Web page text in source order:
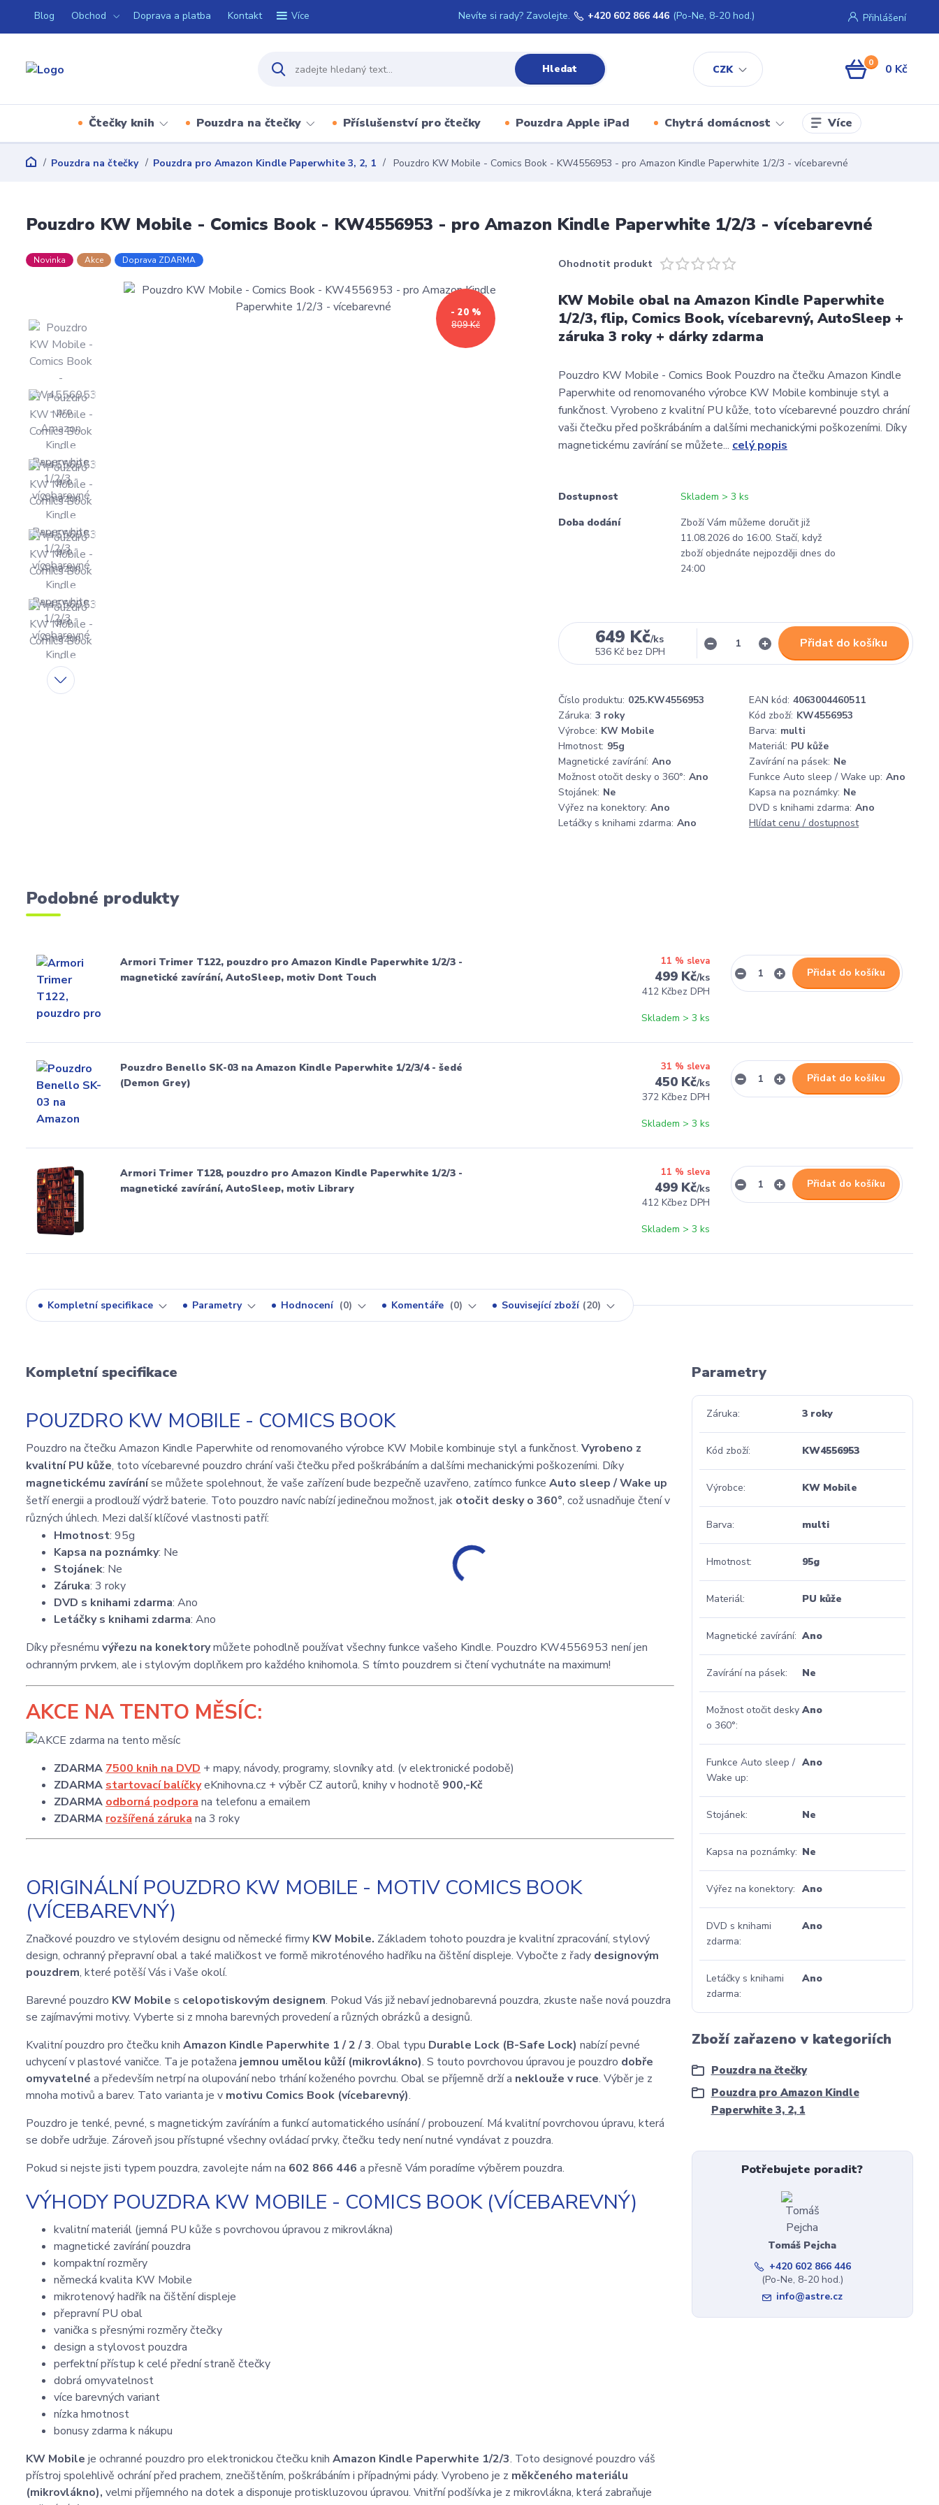
Blog Obchod Doprava a platba Kontakt Více
CZK
Přihlášení
Hledat
Nevíte si rady? Zavolejte. +420 602 866 446 (Po-Ne, 8-20 hod.)
0 0 Kč
Čtečky knih Pouzdra na čtečky Příslušenství pro čtečky Pouzdra Apple iPad Chytrá domácnost Více
Pouzdra na čtečky Pouzdra pro Amazon Kindle Paperwhite 3, 2, 1 Pouzdro KW Mobile - Comics Book - KW4556953 - pro Amazon Kindle Paperwhite 1/2/3 - vícebarevné
Pouzdro KW Mobile - Comics Book - KW4556953 - pro Amazon Kindle Paperwhite 1/2/3 - vícebarevné
Novinka Akce Doprava ZDARMA
809 Kč
- 20 %
Ohodnotit produkt
KW Mobile obal na Amazon Kindle Paperwhite
1/2/3, flip, Comics Book, vícebarevný, AutoSleep +
záruka 3 roky + dárky zdarma
Pouzdro KW Mobile - Comics Book Pouzdro na čtečku Amazon Kindle
Paperwhite od renomovaného výrobce KW Mobile kombinuje styl a
funkčnost. Vyrobeno z kvalitní PU kůže, toto vícebarevné pouzdro chrání
vaši čtečku před poškrábáním a dalšími mechanickými poškozeními. Díky
magnetickému zavírání se můžete... celý popis
Dostupnost
Skladem > 3 ks
Doba dodání
Zboží Vám můžeme doručit již
11.08.2026 do 16:00. Stačí, když
zboží objednáte nejpozději dnes do
24:00
649 Kč/ks
536 Kč bez DPH
Přidat do košíku
Číslo produktu: 025.KW4556953 EAN kód: 4063004460511
Záruka: 3 roky Kód zboží: KW4556953
Výrobce: KW Mobile Barva: multi
Hmotnost: 95g Materiál: PU kůže
Magnetické zavírání: Ano Zavírání na pásek: Ne
Možnost otočit desky o 360°: Ano Funkce Auto sleep / Wake up: Ano
Stojánek: Ne Kapsa na poznámky: Ne
Výřez na konektory: Ano DVD s knihami zdarma: Ano
Letáčky s knihami zdarma: Ano Hlídat cenu / dostupnost
Podobné produkty
Armori Trimer T122, pouzdro pro Amazon Kindle Paperwhite 1/2/3 -
magnetické zavírání, AutoSleep, motiv Dont Touch
11 % sleva
499 Kč/ks
412 Kčbez DPH
Skladem > 3 ks
Přidat do košíku
Pouzdro Benello SK-03 na Amazon Kindle Paperwhite 1/2/3/4 - šedé
(Demon Grey)
31 % sleva
450 Kč/ks
372 Kčbez DPH
Skladem > 3 ks
Přidat do košíku
Armori Trimer T128, pouzdro pro Amazon Kindle Paperwhite 1/2/3 -
magnetické zavírání, AutoSleep, motiv Library
11 % sleva
499 Kč/ks
412 Kčbez DPH
Skladem > 3 ks
Přidat do košíku
Kompletní specifikace Parametry Hodnocení 0 Komentáře 0 Související zboží 20
Kompletní specifikace
POUZDRO KW MOBILE - COMICS BOOK
Pouzdro na čtečku Amazon Kindle Paperwhite od renomovaného výrobce KW Mobile kombinuje styl a funkčnost. Vyrobeno z
kvalitní PU kůže, toto vícebarevné pouzdro chrání vaši čtečku před poškrábáním a dalšími mechanickými poškozeními. Díky
magnetickému zavíráníse můžete spolehnout, že vaše zařízení bude bezpečně uzavřeno, zatímco funkce Auto sleep / Wake up
šetří energii a prodlouží výdrž baterie. Toto pouzdro navíc nabízí jedinečnou možnost, jak otočit desky o 360°, což usnadňuje čtení v
různých úhlech. Mezi další klíčové vlastnosti patří:
Hmotnost: 95g
Kapsa na poznámky: Ne
Stojánek: Ne
Záruka: 3 roky
DVD s knihami zdarma: Ano
Letáčky s knihami zdarma: Ano
Díky přesnému výřezu na konektorymůžete pohodlně používat všechny funkce vašeho Kindle. Pouzdro KW4556953 není jen
ochranným prvkem, ale i stylovým doplňkem pro každého knihomola. S tímto pouzdrem si čtení vychutnáte na maximum!
AKCE NA TENTO MĚSÍC:
ZDARMA 7500 knih na DVD + mapy, návody, programy, slovníky atd. (v elektronické podobě)
ZDARMA startovací balíčkyeKnihovna.cz + výběr CZ autorů, knihy v hodnotě 900,-Kč
ZDARMA odborná podpora na telefonu a emailem
ZDARMA rozšířená záruka na 3 roky
ORIGINÁLNÍ POUZDRO KW MOBILE - MOTIV COMICS BOOK
(VÍCEBAREVNÝ)
Značkové pouzdro ve stylovém designu od německé firmy KW Mobile. Základem tohoto pouzdra je kvalitní zpracování, stylový
design, ochranný přepravní obal a také maličkost ve formě mikroténového hadříku na čištění displeje. Vybočte z řady designovým
pouzdrem, které potěší Vás i Vaše okolí.
Barevné pouzdro KW Mobile s celopotiskovým designem. Pokud Vás již nebaví jednobarevná pouzdra, zkuste naše nová pouzdra
se zajímavými motivy. Vyberte si z mnoha barevných provedení a různých obrázků a designů.
Kvalitní pouzdro pro čtečku knih Amazon Kindle Paperwhite 1 / 2 / 3. Obal typu Durable Lock (B-Safe Lock) nabízí pevné
uchycení v plastové vaničce. Ta je potažena jemnou umělou kůží (mikrovlákno). S touto povrchovou úpravou je pouzdro dobře
omyvatelné a především netrpí na olupování nebo trhání koženého povrchu. Obal se příjemně drží a neklouže v ruce. Výběr je z
mnoha motivů a barev. Tato varianta je v motivu Comics Book (vícebarevný).
Pouzdro je tenké, pevné, s magnetickým zavíráním a funkcí automatického usínání / probouzení. Má kvalitní povrchovou úpravu, která
se dobře udržuje. Zároveň jsou přístupné všechny ovládací prvky, čtečku tedy není nutné vyndávat z pouzdra.
Pokud si nejste jisti typem pouzdra, zavolejte nám na 602 866 446 a přesně Vám poradíme výběrem pouzdra.
VÝHODY POUZDRA KW MOBILE - COMICS BOOK (VÍCEBAREVNÝ)
kvalitní materiál (jemná PU kůže s povrchovou úpravou z mikrovlákna)
magnetické zavírání pouzdra
kompaktní rozměry
německá kvalita KW Mobile
mikrotenový hadřík na čištění displeje
přepravní PU obal
vanička s přesnými rozměry čtečky
design a stylovost pouzdra
perfektní přístup k celé přední straně čtečky
dobrá omyvatelnost
více barevných variant
nízka hmotnost
bonusy zdarma k nákupu
KW Mobile je ochranné pouzdro pro elektronickou čtečku knih Amazon Kindle Paperwhite 1/2/3. Toto designové pouzdro váš
přístroj spolehlivě ochrání před prachem, znečištěním, poškrábáním i případnými pády. Vyrobeno je z měkčeného materiálu
(mikrovlákno), velmi příjemného na dotek a disponuje protiskluzovou úpravou. Vnitřní podšívka je z mikrovlákna, která zabraňuje
Parametry
Záruka 3 roky
Kód zboží KW4556953
Výrobce KW Mobile
Barva multi
Hmotnost 95g
Materiál PU kůže
Magnetické zavírání Ano
Zavírání na pásek Ne
Možnost otočit desky
o 360°
Ano
Funkce Auto sleep /
Wake up
Ano
Stojánek Ne
Kapsa na poznámky Ne
Výřez na konektory Ano
DVD s knihami
zdarma
Ano
Letáčky s knihami
zdarma
Ano
Zboží zařazeno v kategoriích
Pouzdra na čtečky
Pouzdra pro Amazon Kindle
Paperwhite 3, 2, 1
Potřebujete poradit?
Tomáš Pejcha
+420 602 866 446
(Po-Ne, 8-20 hod.)
info@astre.cz